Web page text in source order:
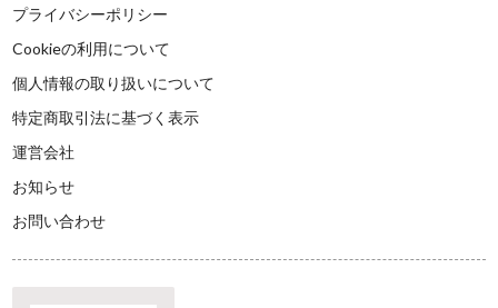
プライバシーポリシー
Cookieの利用について
個人情報の取り扱いについて
特定商取引法に基づく表示
運営会社
お知らせ
お問い合わせ